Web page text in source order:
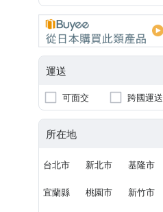
運送
可面交 跨國運送
所在地
台北市 新北市 基隆市
宜蘭縣 桃園市 新竹市